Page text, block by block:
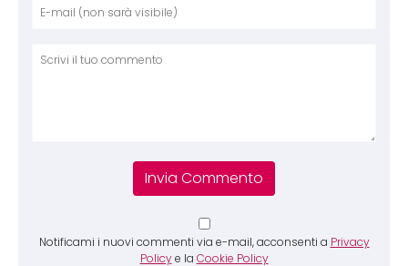
Notificami i nuovi commenti via e-mail, acconsenti a Privacy
Policy e la Cookie Policy